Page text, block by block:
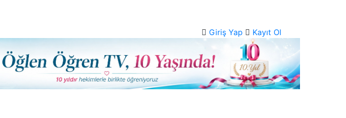
Giriş Yap Kayıt Ol